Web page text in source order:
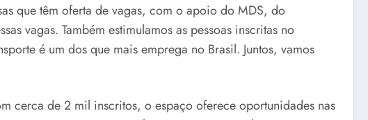
que têm oferta de vagas, com o apoio do MDS, do
vagas. Também estimulamos as pessoas inscritas no
é um dos que mais emprega no Brasil. Juntos, vamos
cerca de 2 mil inscritos, o espaço oferece oportunidades nas